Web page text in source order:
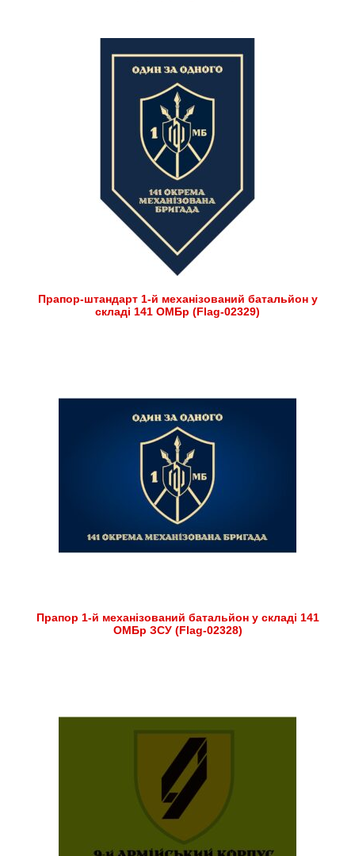
Прапор-штандарт 1-й механізований батальйон у
складі 141 ОМБр (Flag-02329)
Прапор 1-й механізований батальйон у складі 141
ОМБр ЗСУ (Flag-02328)